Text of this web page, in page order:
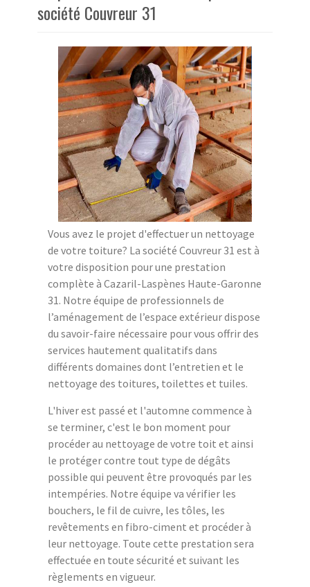
société Couvreur 31
Vous avez le projet d'effectuer un nettoyage
de votre toiture? La société Couvreur 31 est à
votre disposition pour une prestation
complète à Cazaril-Laspènes Haute-Garonne
31. Notre équipe de professionnels de
l’aménagement de l’espace extérieur dispose
du savoir-faire nécessaire pour vous offrir des
services hautement qualitatifs dans
différents domaines dont l’entretien et le
nettoyage des toitures, toilettes et tuiles.
L'hiver est passé et l'automne commence à
se terminer, c'est le bon moment pour
procéder au nettoyage de votre toit et ainsi
le protéger contre tout type de dégâts
possible qui peuvent être provoqués par les
intempéries. Notre équipe va vérifier les
bouchers, le fil de cuivre, les tôles, les
revêtements en fibro-ciment et procéder à
leur nettoyage. Toute cette prestation sera
effectuée en toute sécurité et suivant les
règlements en vigueur.